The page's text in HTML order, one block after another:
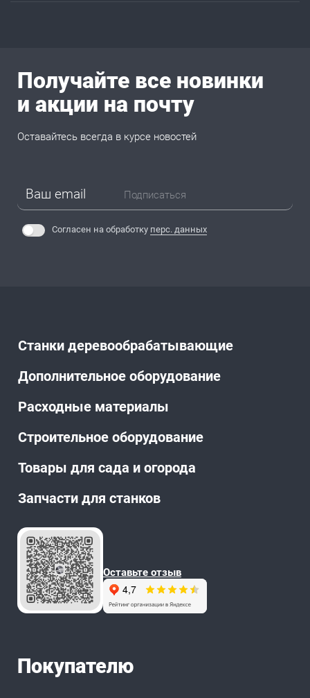
Станки деревообрабатывающие
Дополнительное оборудование
Расходные материалы
Строительное оборудование
Товары для сада и огорода
Запчасти для станков
Оставьте отзыв
Получайте все новинки
и акции на почту
Оставайтесь всегда в курсе новостей
Подписаться
Согласен на обработку перс. данных
Покупателю